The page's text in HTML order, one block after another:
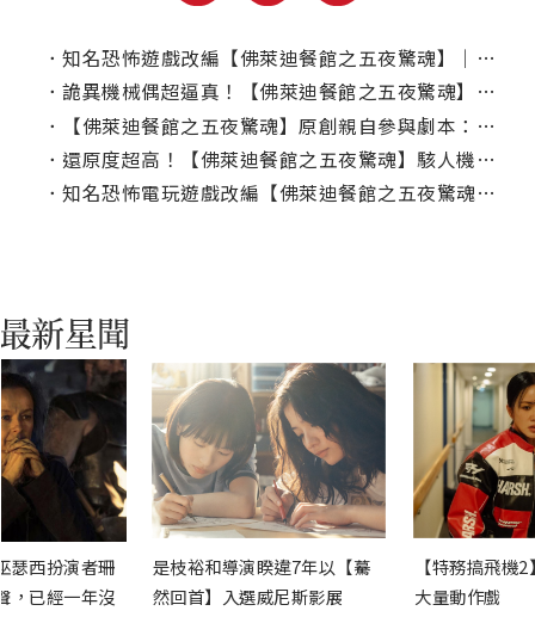
． 知名恐怖遊戲改編【佛萊迪餐館之五夜驚魂】｜本周上線、電視首播推薦
． 詭異機械偶超逼真！【佛萊迪餐館之五夜驚魂】喬許哈契遜對戲驚呆直呼：超恐怖！
．
【佛萊迪餐館之五夜驚魂】原創親自參與劇本：絕對要讓死忠粉絲群滿意！
． 還原度超高！【佛萊迪餐館之五夜驚魂】駭人機械玩偶大開殺戒
． 知名恐怖電玩遊戲改編【佛萊迪餐館之五夜驚魂】釋出首支預告！
瑟西扮演者珊
，已經一年沒
是枝裕和導演睽違7年以【驀
然回首】入選威尼斯影展
【特務搞飛機
大量動作戲